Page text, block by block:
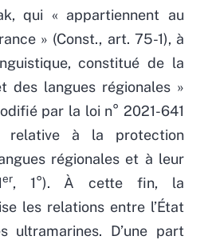
qui « appartiennent au
» (Const., art. 75-1), à
constitué de la
des langues régionales »
par la loi n° 2021-641
à la protection
régionales et à leur
er, 1°). À cette fin, la
les relations entre l’État
ultramarines. D’une part